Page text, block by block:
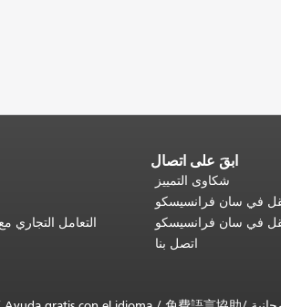
ابقَ على اتصال
شكاوى التمييز
في سان فرانسيسكو
في سان فرانسيسكو
اتصل بنا
التعامل التجاري